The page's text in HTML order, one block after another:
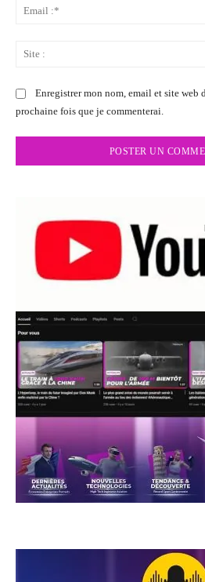
Enregistrer mon nom, email et site web
prochaine fois que je commenterai.